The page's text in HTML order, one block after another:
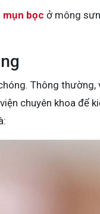
bọc ở mông
Thông
chuyên khoa để